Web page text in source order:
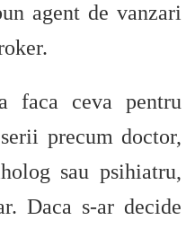
agent de vanzari
faca ceva pentru
precum doctor,
sau psihiatru,
Daca s-ar decide